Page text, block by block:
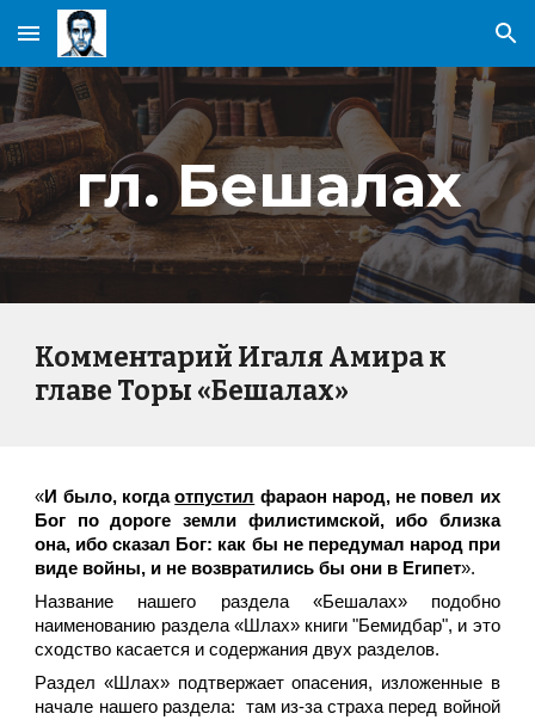
Skip to main content Skip to navigation
гл. Бешалах
Комментарий Игаля Амира к
главе Торы «Бешалах»
«И было, когдаотпустил фараон народ, не повел их
Бог по дороге земли филистимской, ибо близка
она, ибо сказал Бог: как бы не передумал народ при
виде войны, и не возвратились бы они в Египет».
Название нашего раздела «Бешалах» подобно
наименованию раздела «Шлах» книги "Бемидбар", и это
сходство касается и содержания двух разделов.
Раздел «Шлах» подтвержает опасения, изложенные в
начале нашего раздела: там из-за страха перед войной